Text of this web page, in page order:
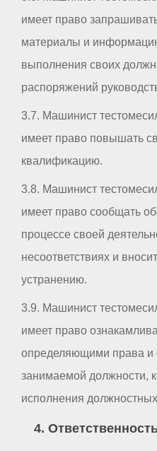
имеет право
материалы и
выполнения своих
распоряжений
3.7. Машинист
имеет право повышать
квалификацию.
3.8. Машинист
имеет право сообщать
процессе своей
несоответствиях и
устранению.
3.9. Машинист
имеет право
определяющими права и
занимаемой должности,
исполнения
4.